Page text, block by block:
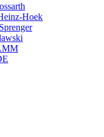
Hoek